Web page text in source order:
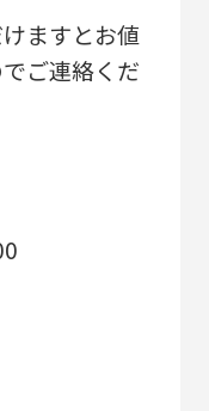
ますとお値
ご連絡くだ